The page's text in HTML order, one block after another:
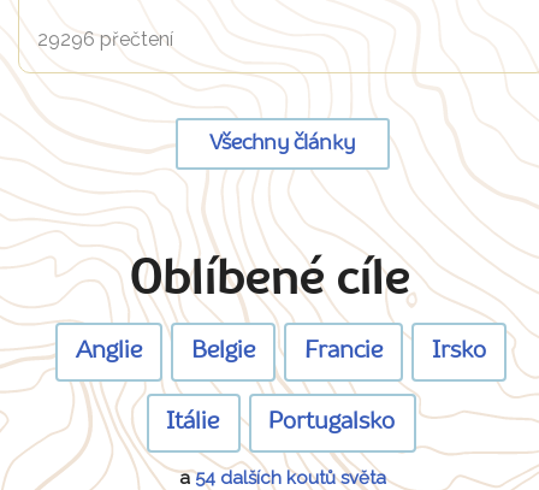
29296 přečtení
Všechny články
Oblíbené cíle
Anglie Belgie Francie Irsko
Itálie Portugalsko
a54 dalších koutů světa